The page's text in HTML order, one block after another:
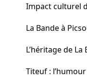
Impact culturel
La Bande à
L’héritage de La
Titeuf :